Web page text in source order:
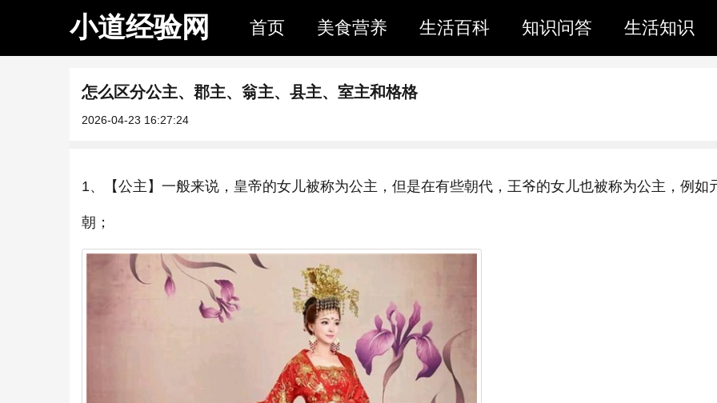
小道经验网 首页 美食营养 生活百科 知识问答 生活知识
怎么区分公主、郡主、翁主、县主、室主和格格
2026-04-23 16:27:24
1、【公主】一般来说，皇帝的女儿被称为公主，但是在有些朝代，王爷的女儿也被称为公主，例如
朝；